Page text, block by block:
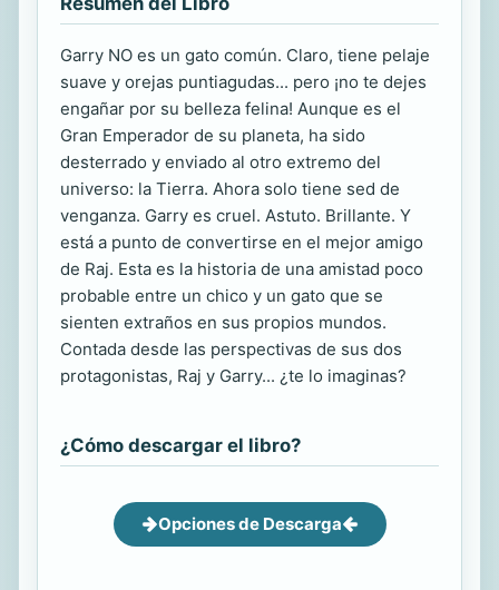
Garry NO es un gato común. Claro, tiene pelaje
suave y orejas puntiagudas... pero ¡no te dejes
engañar por su belleza felina! Aunque es el
Gran Emperador de su planeta, ha sido
desterrado y enviado al otro extremo del
universo: la Tierra. Ahora solo tiene sed de
venganza. Garry es cruel. Astuto. Brillante. Y
está a punto de convertirse en el mejor amigo
de Raj. Esta es la historia de una amistad poco
probable entre un chico y un gato que se
sienten extraños en sus propios mundos.
Contada desde las perspectivas de sus dos
protagonistas, Raj y Garry... ¿te lo imaginas?
¿Cómo descargar el libro?
Opciones de Descarga